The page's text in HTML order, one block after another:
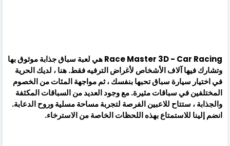
Race Master 3D - Car Racing هي لعبة سباق جذابة موثوق بها
وتشارك فيها آلاف الأشخاص لأغراض الترفيه فقط. هنا ، لديك الحرية
في اختيار سيارة سباق تحبها بنفسك ، ثم مواجهة المئات من الخصوم
المختلفين في سباقات مثيرة. مع وجود العديد من السباقات المكثفة
والجذابة ، ستتاح للاعبين الفرصة لتجربة مساحة مسلية وروح الدعابة.
انضم إلينا للاستمتاع بهذه اللحظات الخاصة من الاسترخاء.